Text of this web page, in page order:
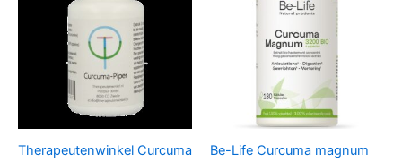
Therapeutenwinkel Curcuma
Be-Life Curcuma magnum